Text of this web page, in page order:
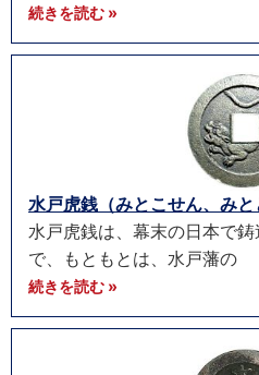
続きを読む »
水戸虎銭（みとこせん、み
水戸虎銭は、幕末の日本で
で、もともとは、水戸藩の
続きを読む »